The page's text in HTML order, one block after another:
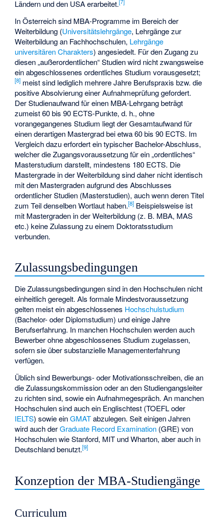
Ländern und den USA erarbeitet.[7
In Österreich sind MBA-Programme im Bereich der
Weiterbildung (Universitätslehrgänge, Lehrgänge zur
Weiterbildung an Fachhochschulen, Lehrgänge
universitären Charakters) angesiedelt. Für den Zugang zu
diesen „außerordentlichen“ Studien wird nicht zwangsweise
ein abgeschlossenes ordentliches Studium vorausgesetzt;
[8] meist sind lediglich mehrere Jahre Berufspraxis bzw. die
positive Absolvierung einer Aufnahmeprüfung gefordert.
Der Studienaufwand für einen MBA-Lehrgang beträgt
zumeist 60 bis 90 ECTS-Punkte, d. h., ohne
vorangegangenes Studium liegt der Gesamtaufwand für
einen derartigen Mastergrad bei etwa 60 bis 90 ECTS. Im
Vergleich dazu erfordert ein typischer Bachelor-Abschluss,
welcher die Zugangsvoraussetzung für ein „ordentliches“
Masterstudium darstellt, mindestens 180 ECTS. Die
Mastergrade in der Weiterbildung sind daher nicht identisch
mit den Mastergraden aufgrund des Abschlusses
ordentlicher Studien (Masterstudien), auch wenn deren Titel
zum Teil denselben Wortlaut haben.[8] Beispielsweise ist
mit Mastergraden in der Weiterbildung (z. B. MBA, MAS
etc.) keine Zulassung zu einem Doktoratsstudium
verbunden.
Zulassungsbedingungen
Die Zulassungsbedingungen sind in den Hochschulen nicht
einheitlich geregelt. Als formale Mindestvoraussetzung
gelten meist ein abgeschlossenes Hochschulstudium
(Bachelor- oder Diplomstudium) und einige Jahre
Berufserfahrung. In manchen Hochschulen werden auch
Bewerber ohne abgeschlossenes Studium zugelassen,
sofern sie über substanzielle Managementerfahrung
verfügen.
Üblich sind Bewerbungs- oder Motivationsschreiben, die an
die Zulassungskommission oder an den Studiengangsleiter
zu richten sind, sowie ein Aufnahmegespräch. An manchen
Hochschulen sind auch ein Englischtest (TOEFLoder
IELTS) sowie einGMATabzulegen. Seit einigen Jahren
wird auch derGraduate Record Examination (GRE) von
Hochschulen wie Stanford, MIT und Wharton, aber auch in
Deutschland benutzt.[9]
Konzeption der MBA-Studiengänge
Curriculum